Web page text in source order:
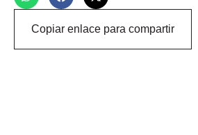
Copiar enlace para compartir